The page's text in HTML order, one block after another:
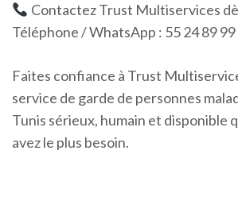
Contactez Trust Multiservices
Téléphone / WhatsApp : 55 24 89 99
Faites confiance à Trust
service de garde de personnes
Tunis sérieux, humain et disponible
avez le plus besoin.